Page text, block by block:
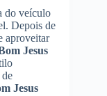
do veículo
Depois de
aproveitar
Jesus
Jesus